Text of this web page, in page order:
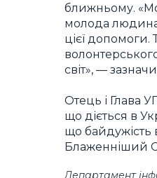
ближньому.
молода людина
цієї
світ», —
Отець і Глава
що діється в
що байдужість
Блаженніший
Департамент